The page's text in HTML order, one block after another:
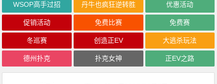
WSOP高手过招 丹牛也疯狂逆转胜 优惠活动
促销活动 免费比赛 免费赛
冬巡赛 创造正EV 大逃杀玩法
德州扑克 扑克女神 正EV之路